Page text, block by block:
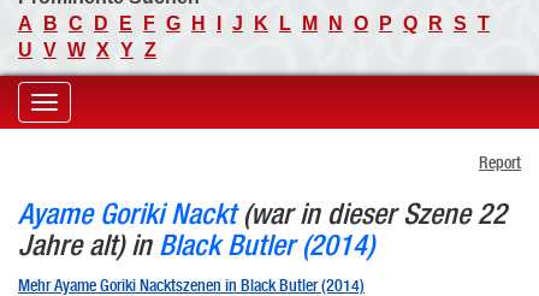
A
B C D E F G H J K L M N O P Q R S T
U V W X Y Z
Toggle
Report
Ayame Goriki Nackt(war in dieser Szene 22
Jahre alt) in Black Butler (2014)
Mehr Ayame Goriki Nacktszenen in Black Butler (2014)